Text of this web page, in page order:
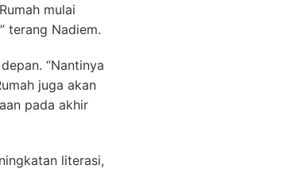
mulai
terang Nadiem.
“Nantinya
juga akan
pada akhir
literasi,